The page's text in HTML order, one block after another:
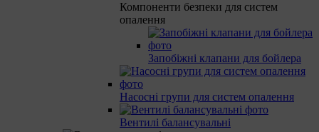
Компоненти безпеки для систем
опалення
Запобіжні клапани для бойлера
Насосні групи для систем опалення
Вентилі балансувальні